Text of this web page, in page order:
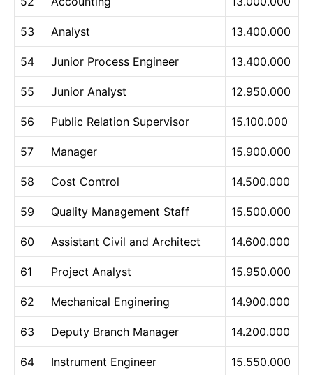
53 Analyst 13.400.000
54 Junior Process Engineer 13.400.000
55 Junior Analyst 12.950.000
56 Public Relation Supervisor 15.100.000
57 Manager 15.900.000
58 Cost Control 14.500.000
59 Quality Management Staff 15.500.000
60 Assistant Civil and Architect 14.600.000
61 Project Analyst 15.950.000
62 Mechanical Enginering 14.900.000
63 Deputy Branch Manager 14.200.000
64 Instrument Engineer 15.550.000